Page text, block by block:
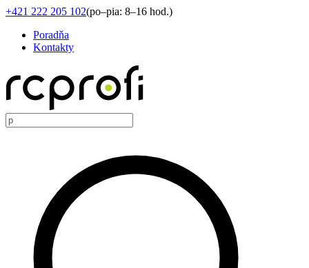
+421 222 205 102(po–pia: 8–16 hod.)
Poradňa
Kontakty